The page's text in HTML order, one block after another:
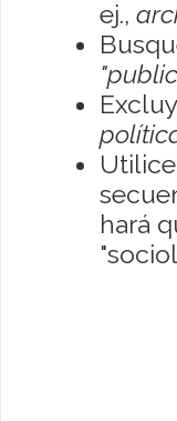
ej.,
Utilice
hará